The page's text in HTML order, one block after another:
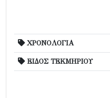
ΧΡΟΝΟΛΟΓΙΑ
ΕΙΔΟΣ ΤΕΚΜΗΡΙΟΥ